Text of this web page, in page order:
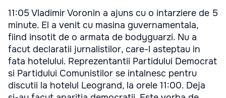
11:05 Vladimir Voronin a ajuns cu o intarziere de 5
minute. El a venit cu masina guvernamentala,
fiind insotit de o armata de bodyguarzi. Nu a
facut declaratii jurnalistilor, care-l asteptau in
fata hotelului. Reprezentantii Partidului Democrat
si Partidului Comunistilor se intalnesc pentru
discutii la hotelul Leogrand, la orele 11:00. Deja